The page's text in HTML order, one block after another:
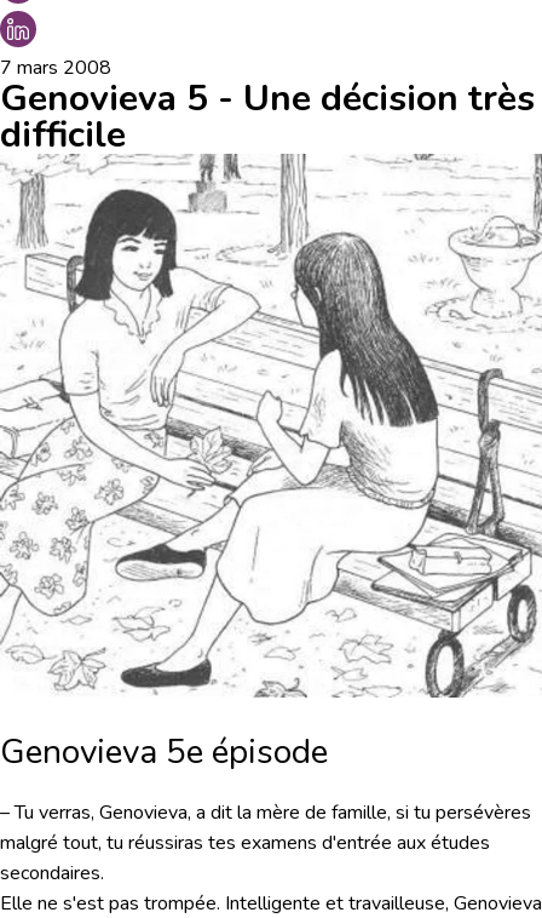
7 mars 2008
Genovieva 5 - Une décision très
difficile
Genovieva 5e épisode
– Tu verras, Genovieva, a dit la mère de famille, si tu persévères
malgré tout, tu réussiras tes examens d'entrée aux études
secondaires.
Elle ne s'est pas trompée. Intelligente et travailleuse, Genovieva